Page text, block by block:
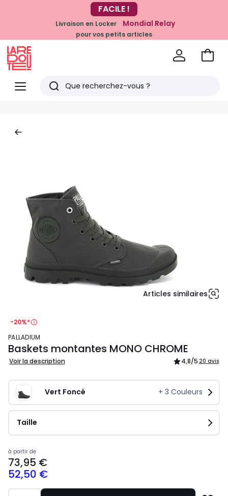
-20% dès 39€*
sur la mode
FACILE !
Livraison en Locker Mondial Relay
pour vos petits articles
Menu
Redoute
Rechercher
Voir
Articles similaires
-20%*
PALLADIUM
Baskets montantes MONO CHROME
Voir la description 4,8/5 20 avis
Vert Foncé + 3 Couleurs
Taille
Prix
à
partir
à partir de
52,50 €
73,95 €